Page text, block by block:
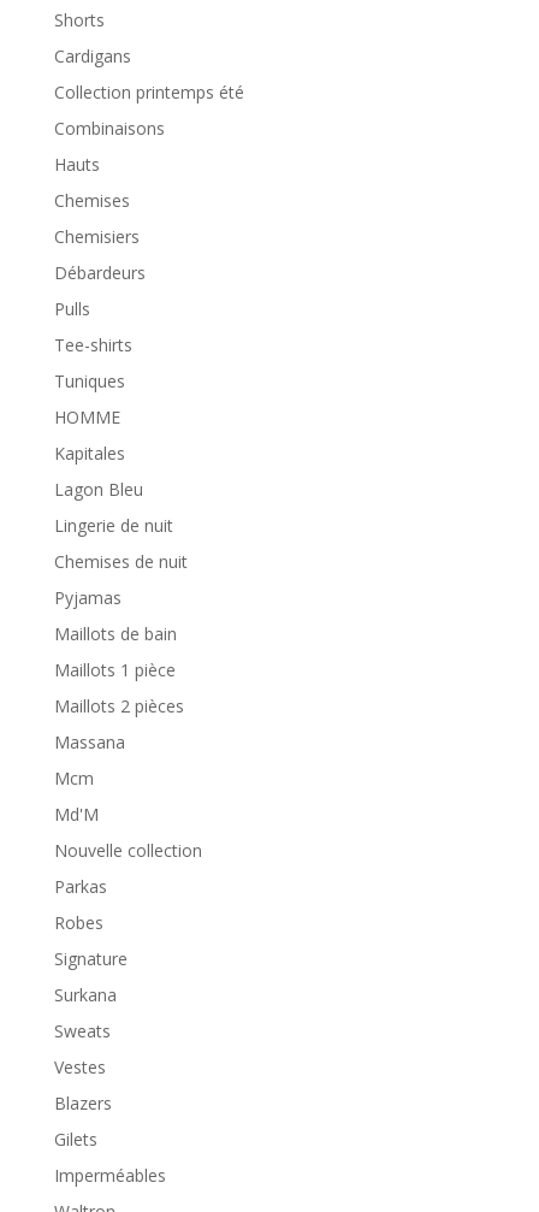
Shorts
Cardigans
Collection printemps été
Combinaisons
Hauts
Chemises
Chemisiers
Débardeurs
Pulls
Tee-shirts
Tuniques
HOMME
Kapitales
Lagon Bleu
Lingerie de nuit
Chemises de nuit
Pyjamas
Maillots de bain
Maillots 1 pièce
Maillots 2 pièces
Massana
Mcm
Md'M
Nouvelle collection
Parkas
Robes
Signature
Surkana
Sweats
Vestes
Blazers
Gilets
Imperméables